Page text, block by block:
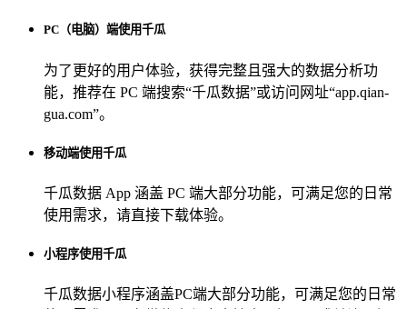
PC（电脑）端使用千瓜
为了更好的用户体验，获得完整且强大的数据分析功
能，推荐在 PC 端搜索“千瓜数据”或访问网址“app.qian-
gua.com”。
移动端使用千瓜
千瓜数据 App 涵盖 PC 端大部分功能，可满足您的日常
使用需求，请直接下载体验。
小程序使用千瓜
千瓜数据小程序涵盖PC端大部分功能，可满足您的日常